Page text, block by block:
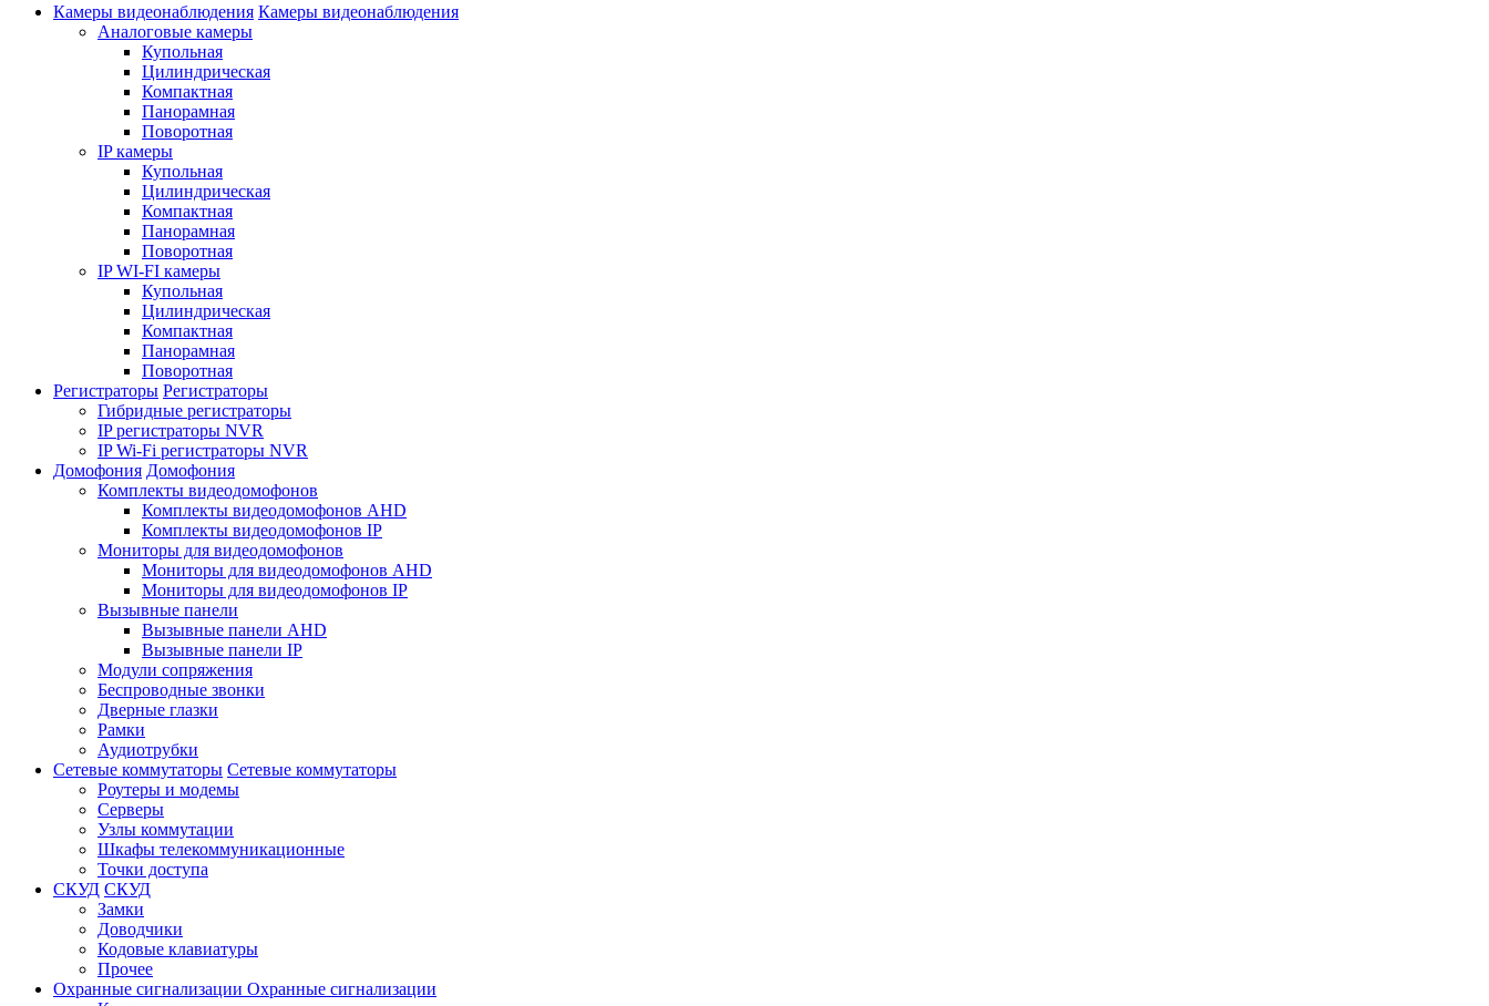
Камеры видеонаблюдения Камеры видеонаблюдения
Аналоговые камеры
Купольная
Цилиндрическая
Компактная
Панорамная
Поворотная
IP камеры
Купольная
Цилиндрическая
Компактная
Панорамная
Поворотная
IP WI-FI камеры
Купольная
Цилиндрическая
Компактная
Панорамная
Поворотная
Регистраторы Регистраторы
Гибридные регистраторы
IP регистраторы NVR
IP Wi-Fi регистраторы NVR
Домофония Домофония
Комплекты видеодомофонов
Комплекты видеодомофонов AHD
Комплекты видеодомофонов IP
Мониторы для видеодомофонов
Мониторы для видеодомофонов AHD
Мониторы для видеодомофонов IP
Вызывные панели
Вызывные панели AHD
Вызывные панели IP
Модули сопряжения
Беспроводные звонки
Дверные глазки
Рамки
Аудиотрубки
Сетевые коммутаторы Сетевые коммутаторы
Роутеры и модемы
Серверы
Узлы коммутации
Шкафы телекоммуникационные
Точки доступа
СКУД СКУД
Замки
Доводчики
Кодовые клавиатуры
Прочее
Охранные сигнализации Охранные сигнализации